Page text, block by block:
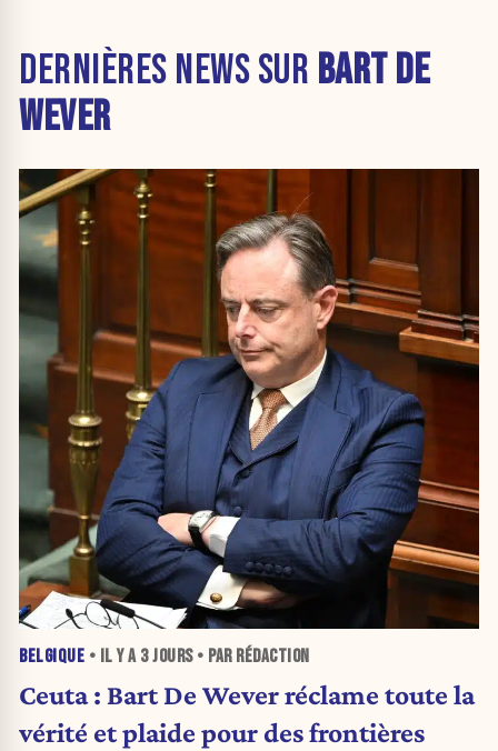
DERNIÈRES NEWS SUR BART DE
WEVER
BELGIQUE • IL Y A 3 JOURS• PAR RÉDACTION
Ceuta : Bart De Wever réclame toute la
vérité et plaide pour des frontières